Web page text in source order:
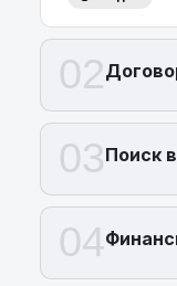
02
03Поиск
04